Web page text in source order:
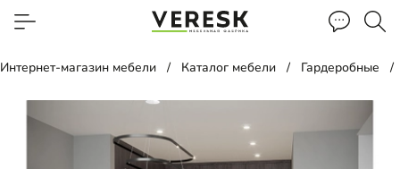
Интернет-магазин мебели Каталог мебели Гардеробные